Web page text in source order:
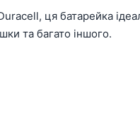
ця батарейка
та багато іншого.